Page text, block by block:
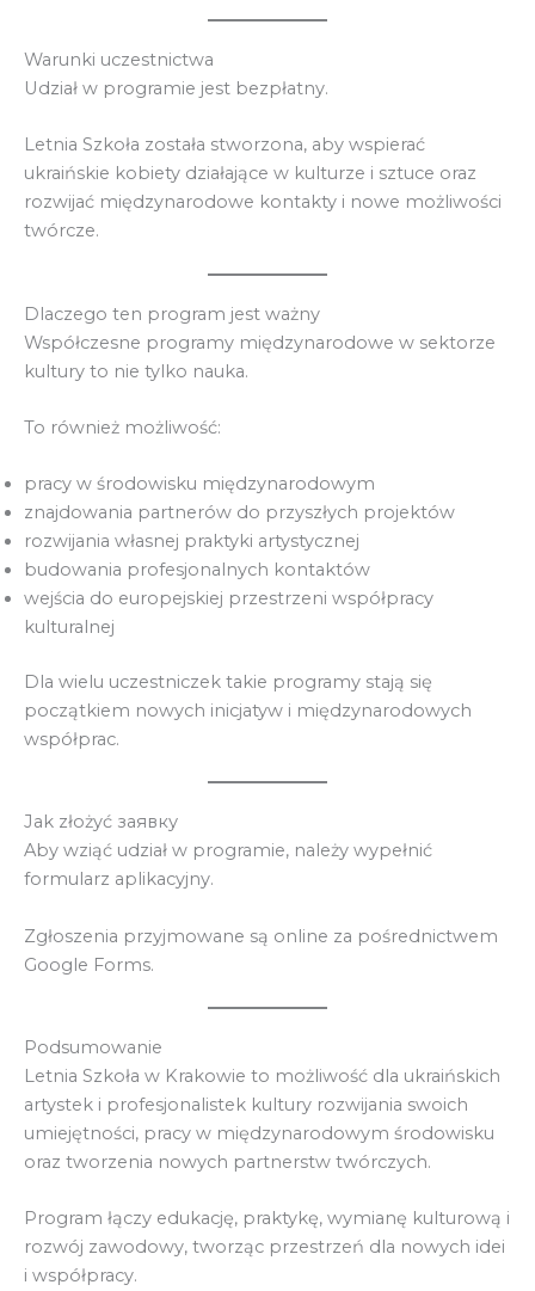
Warunki uczestnictwa
Udział w programie jest bezpłatny.
Letnia Szkoła została stworzona, aby wspierać
ukraińskie kobiety działające w kulturze i sztuce oraz
rozwijać międzynarodowe kontakty i nowe możliwości
twórcze.
Dlaczego ten program jest ważny
Współczesne programy międzynarodowe w sektorze
kultury to nie tylko nauka.
To również możliwość:
pracy w środowisku międzynarodowym
znajdowania partnerów do przyszłych projektów
rozwijania własnej praktyki artystycznej
budowania profesjonalnych kontaktów
wejścia do europejskiej przestrzeni współpracy
kulturalnej
Dla wielu uczestniczek takie programy stają się
początkiem nowych inicjatyw i międzynarodowych
współprac.
Jak złożyć заявку
Aby wziąć udział w programie, należy wypełnić
formularz aplikacyjny.
Zgłoszenia przyjmowane są online za pośrednictwem
Google Forms.
Podsumowanie
Letnia Szkoła w Krakowie to możliwość dla ukraińskich
artystek i profesjonalistek kultury rozwijania swoich
umiejętności, pracy w międzynarodowym środowisku
oraz tworzenia nowych partnerstw twórczych.
Program łączy edukację, praktykę, wymianę kulturową i
rozwój zawodowy, tworząc przestrzeń dla nowych idei
i współpracy.